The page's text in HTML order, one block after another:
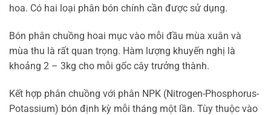
hoa. Có hai loại phân bón chính cần được sử dụng.
Bón phân chuồng hoai mục vào mỗi đầu mùa xuân và
mùa thu là rất quan trọng. Hàm lượng khuyến nghị là
khoảng 2 – 3kg cho mỗi gốc cây trưởng thành.
Kết hợp phân chuồng với phân NPK (Nitrogen-Phosphorus-
Potassium) bón định kỳ mỗi tháng một lần. Tùy thuộc vào